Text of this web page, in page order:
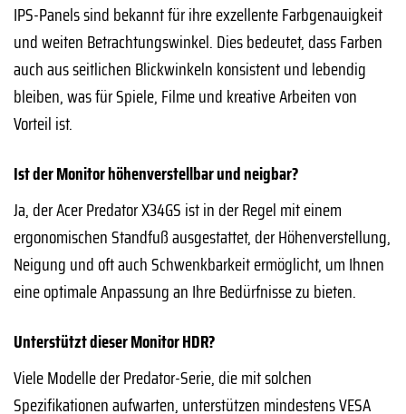
IPS-Panels sind bekannt für ihre exzellente Farbgenauigkeit
und weiten Betrachtungswinkel. Dies bedeutet, dass Farben
auch aus seitlichen Blickwinkeln konsistent und lebendig
bleiben, was für Spiele, Filme und kreative Arbeiten von
Vorteil ist.
Ist der Monitor höhenverstellbar und neigbar?
Ja, der Acer Predator X34GS ist in der Regel mit einem
ergonomischen Standfuß ausgestattet, der Höhenverstellung,
Neigung und oft auch Schwenkbarkeit ermöglicht, um Ihnen
eine optimale Anpassung an Ihre Bedürfnisse zu bieten.
Unterstützt dieser Monitor HDR?
Viele Modelle der Predator-Serie, die mit solchen
Spezifikationen aufwarten, unterstützen mindestens VESA